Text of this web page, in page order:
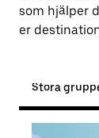
som hjälper
er
Stora